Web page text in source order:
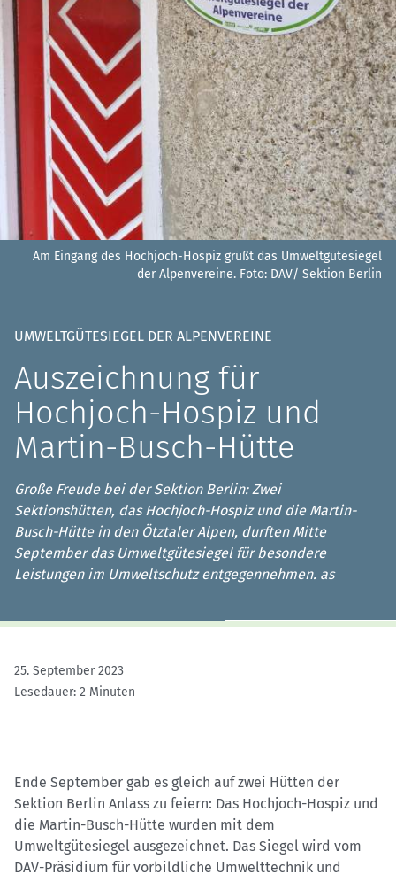
Am Eingang des Hochjoch-Hospiz grüßt das Umweltgütesiegel
der Alpenvereine. Foto: DAV/ Sektion Berlin
UMWELTGÜTESIEGEL DER ALPENVEREINE
Auszeichnung für
Hochjoch-Hospiz und
Martin-Busch-Hütte
Große Freude bei der Sektion Berlin: Zwei
Sektionshütten, das Hochjoch-Hospiz und die Martin-
Busch-Hütte in den Ötztaler Alpen, durften Mitte
September das Umweltgütesiegel für besondere
Leistungen im Umweltschutz entgegennehmen. as
25. September 2023
Lesedauer: 2 Minuten
Ende September gab es gleich auf zwei Hütten der
Sektion Berlin Anlass zu feiern: Das Hochjoch-Hospiz und
die Martin-Busch-Hütte wurden mit dem
Umweltgütesiegel ausgezeichnet. Das Siegel wird vom
DAV-Präsidium für vorbildliche Umwelttechnik und